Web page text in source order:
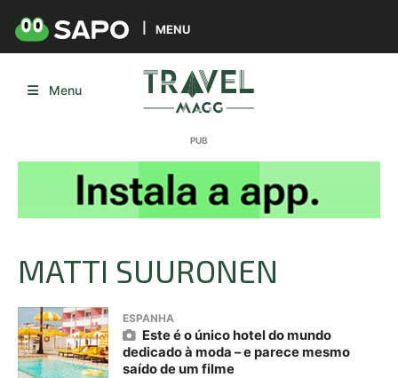
MENU
Menu
MATTI SUURONEN
ESPANHA
Este é o único hotel do mundo
dedicado à moda – e parece mesmo
saído de um filme